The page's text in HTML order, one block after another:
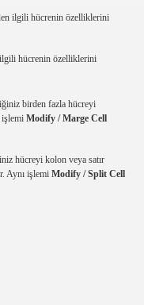
hücrenin özelliklerini
birden fazla hücreyi
işlemi Modify / Marge Cell
hücreyi kolon veya satır
Aynı işlemi Modify / Split Cell